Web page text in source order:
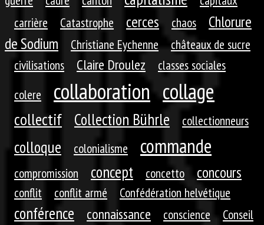
carrière
Catastrophe cerces chaos
Chlorure
de Sodium
Christiane Eychenne
châteaux de sucre
civilisations
Claire Droulez
classes sociales
colere
collaboration collage
collectif Collection Bührle collectionneurs
colloque colonialisme commande
compromission concept concetto concours
conflit conflit armé Confédération helvétique
conférence connaissance conscience
Conseil